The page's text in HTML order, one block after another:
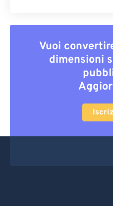
Vuoi
dimensioni